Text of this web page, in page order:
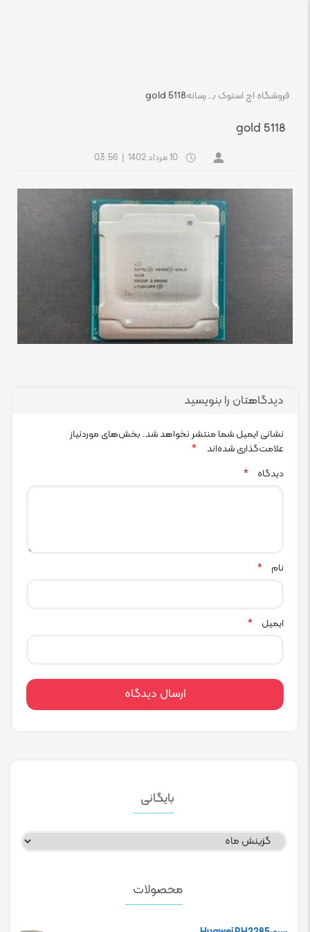
فروشگاه اچ استوک بازار انلاین تجهیزات کامپیوتر استوکرسانهgold 5118
gold 5118
10 مرداد 1402 03:56
دیدگاهتان را بنویسید
نشانی ایمیل شما منتشر نخواهد شد. بخش‌های موردنیاز
علامت‌گذاری شده‌اند
*
دیدگاه
*
نام *
ایمیل *
بایگانی
بایگانی
محصولات